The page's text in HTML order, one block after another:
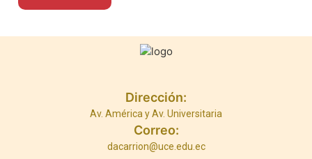
Dirección:
Av. América y Av. Universitaria
Correo:
dacarrion@uce.edu.ec